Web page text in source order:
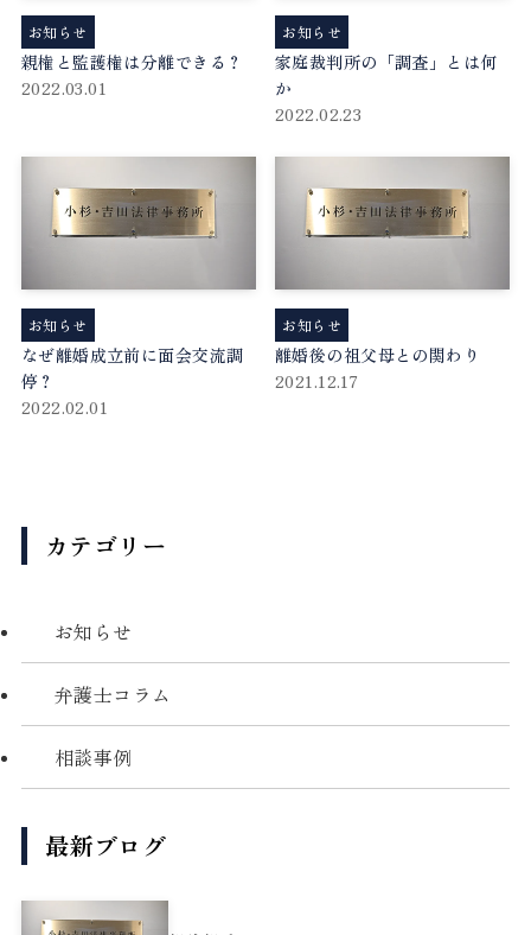
親権と監護権は分離できる？
2022.03.01
お知らせ
家庭裁判所の「調査」とは何
か
2022.02.23
お知らせ
なぜ離婚成立前に面会交流調
停？
2022.02.01
お知らせ
離婚後の祖父母との関わり
2021.12.17
お知らせ
カテゴリー
お知らせ
弁護士コラム
相談事例
最新ブログ